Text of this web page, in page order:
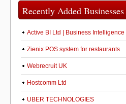
Recently Added Businesses
Active BI Ltd | Business
Zienix POS system for restaurants
Webrecruit UK
Hostcomm Ltd
UBER TECHNOLOGIES